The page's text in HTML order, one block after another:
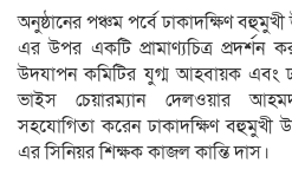
অনুষ্ঠানের পঞ্চম পর্বে ঢাকাদক্ষিণ
এর উপর একটি প্রামাণ্যচিত্র প্রদর্শন
উদযাপন কমিটির যুগ্ম আহবায়ক এবং
ভাইস চেয়ারম্যান দেলওয়ার আহমদ
সহযোগিতা করেন ঢাকাদক্ষিণ বহুমুখী
এর সিনিয়র শিক্ষক কাজল কান্তি দাস।